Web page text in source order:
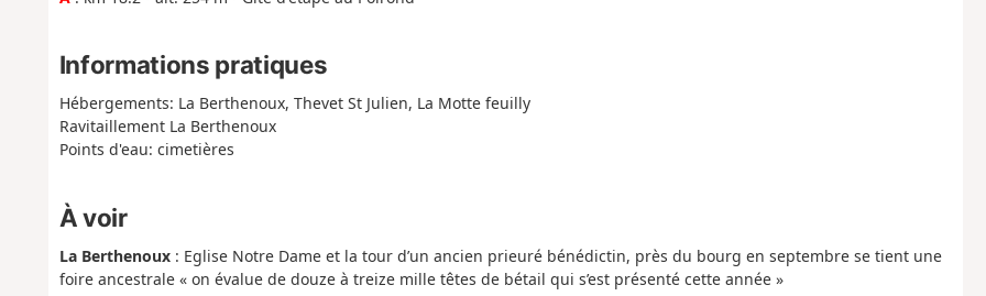
Informations pratiques
Hébergements: La Berthenoux, Thevet St Julien, La Motte feuilly
Ravitaillement La Berthenoux
Points d'eau: cimetières
À voir
La Berthenoux: Eglise Notre Dame et la tour d’un ancien prieuré bénédictin, près du bourg en septembre se tient une
foire ancestrale « on évalue de douze à treize mille têtes de bétail qui s’est présenté cette année »